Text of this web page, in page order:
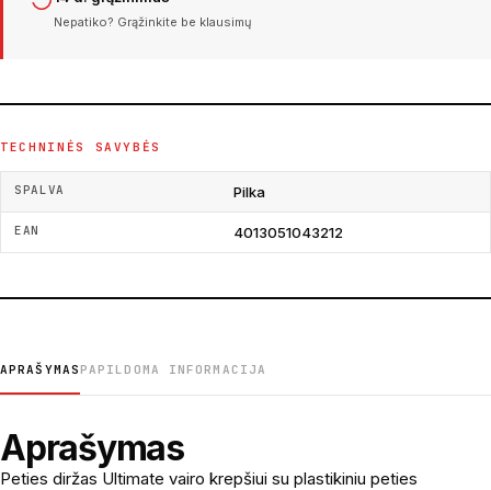
Nepatiko? Grąžinkite be klausimų
TECHNINĖS SAVYBĖS
SPALVA Pilka
EAN 4013051043212
APRAŠYMAS PAPILDOMA INFORMACIJA
Aprašymas
Peties diržas Ultimate vairo krepšiui su plastikiniu peties